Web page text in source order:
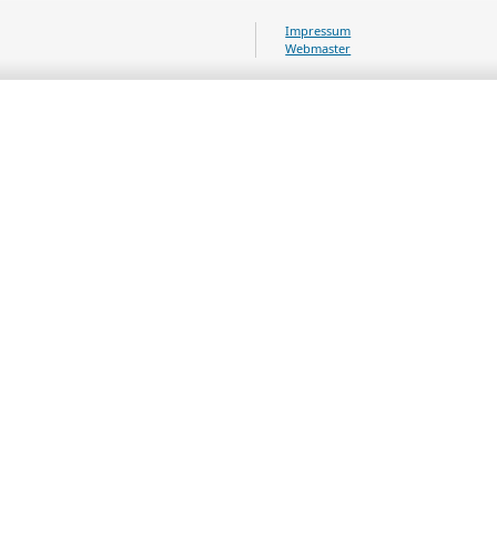
Impressum
Webmaster